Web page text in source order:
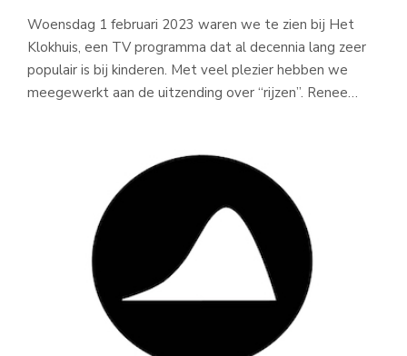
Woensdag 1 februari 2023 waren we te zien bij Het
Klokhuis, een TV programma dat al decennia lang zeer
populair is bij kinderen. Met veel plezier hebben we
meegewerkt aan de uitzending over “rijzen”. Renee…